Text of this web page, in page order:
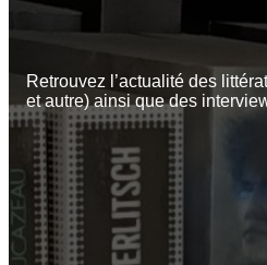
Retrouvez l’actualité des
et autre) ainsi que des